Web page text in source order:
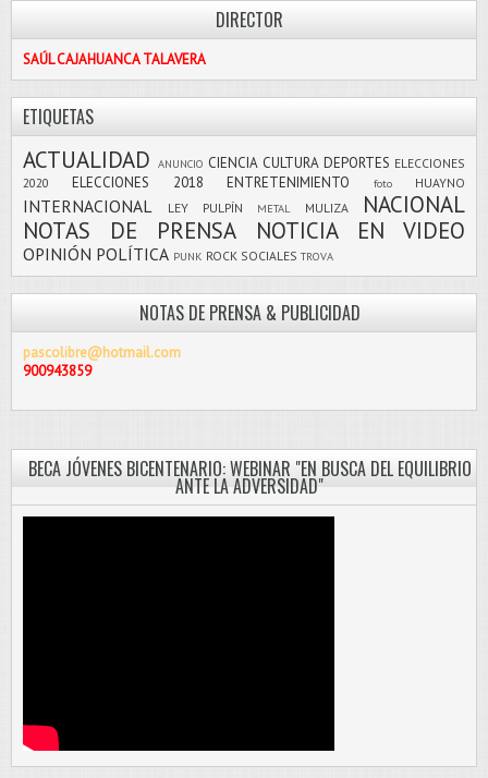
DIRECTOR
SAÚL CAJAHUANCA TALAVERA
ETIQUETAS
ACTUALIDAD ANUNCIO CIENCIA CULTURA DEPORTES ELECCIONES
2020
ELECCIONES 2018 ENTRETENIMIENTO foto HUAYNO
INTERNACIONAL LEY PULPÍN METAL MULIZA
NACIONAL
NOTAS DE PRENSA
NOTICIA EN VIDEO
OPINIÓN POLÍTICA PUNK ROCK SOCIALES TROVA
NOTAS DE PRENSA & PUBLICIDAD
pascolibre@hotmail.com
900943859
BECA JÓVENES BICENTENARIO: WEBINAR "EN BUSCA DEL EQUILIBRIO
ANTE LA ADVERSIDAD"